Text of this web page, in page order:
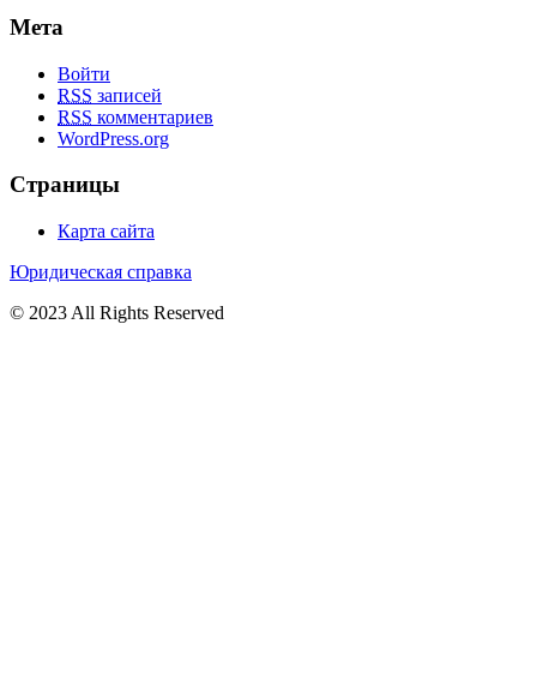
Мета
Войти
RSS записей
RSS комментариев
WordPress.org
Страницы
Карта сайта
Юридическая справка
© 2023 All Rights Reserved